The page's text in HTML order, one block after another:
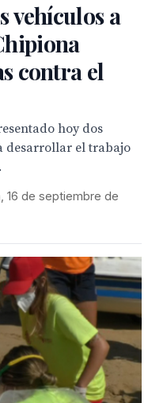
vehículos a
contra el
hoy dos
desarrollar el trabajo
16 de septiembre de